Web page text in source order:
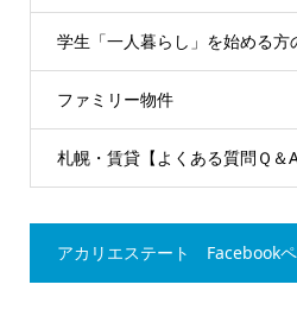
学生「一人暮らし」を始める方
ファミリー物件
札幌・賃貸【よくある質問Ｑ＆A
アカリエステート Facebook